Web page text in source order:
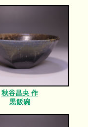
秋谷昌央 作
黒飯碗